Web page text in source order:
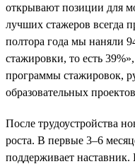
открывают позиции для
лучших стажеров всегда
полтора года мы наняли
стажировки, то есть
программы стажировок,
образовательных проектов
После трудоустройства
роста. В первые 3–6
поддерживает наставник.